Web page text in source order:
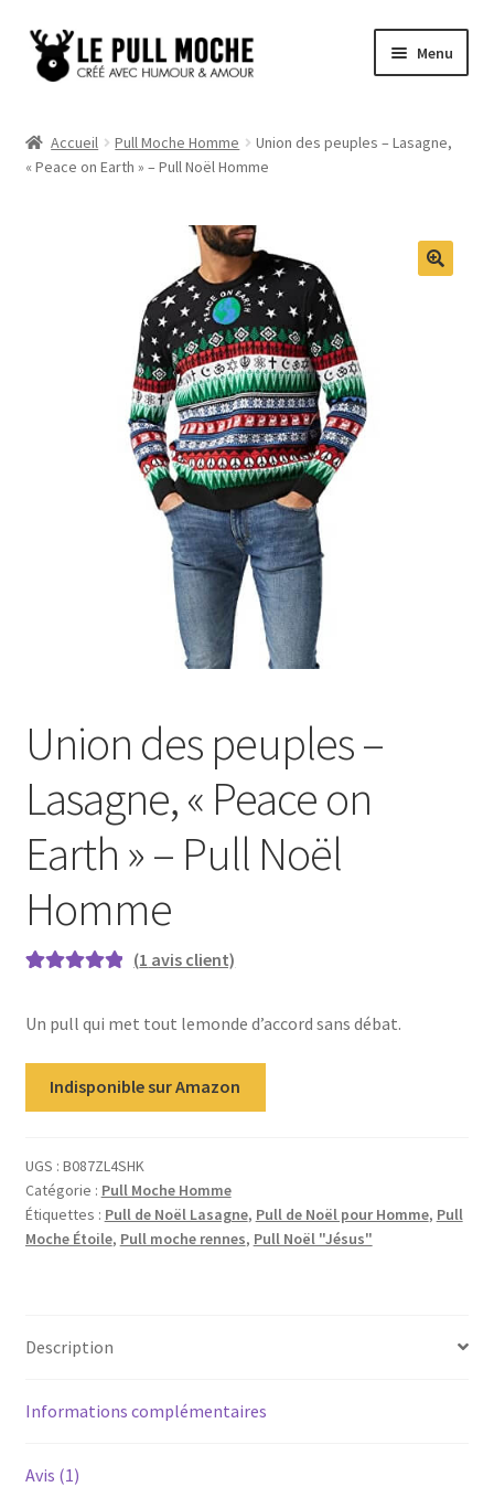
Aller
Aller
au
Menu
Pull Noël Femme
Pull Noël Promo
Accueil Pull Moche Homme
Union des peuples – Lasagne,
« Peace on Earth » – Pull Noël Homme
Union des peuples –
Lasagne, « Peace on
Earth » – Pull Noël
Homme
client
(1 avis client)
Un pull qui met tout lemonde d’accord sans débat.
Indisponible sur Amazon
UGS : B087ZL4SHK
Catégorie : Pull Moche Homme
Étiquettes : Pull de Noël Lasagne, Pull de Noël pour Homme, Pull
Moche Étoile, Pull moche rennes, Pull Noël "Jésus"
Description
Informations complémentaires
Avis (1)